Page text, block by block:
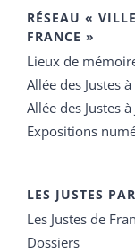
RÉSEAU «
FRANCE »
Lieux de
Allée des Justes
Allée des Justes
Expositions
LES JUSTES
Les Justes de
Dossiers